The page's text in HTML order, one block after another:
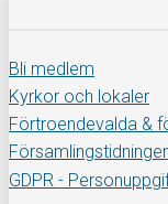
Bli medlem
Kyrkor och lokaler
Förtroendevalda &
GDPR -